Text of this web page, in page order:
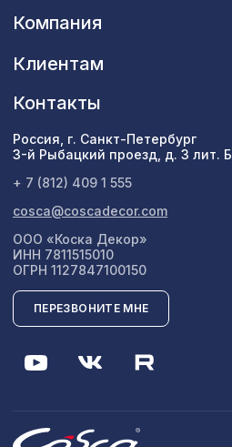
Компания
Клиентам
Контакты
Россия, г. Санкт-Петербург
3-й Рыбацкий проезд, д. 3 лит. Б
+ 7 (812) 409 1 555
cosca@coscadecor.com
ООО «Коска Декор»
ИНН 7811515010
ОГРН 1127847100150
ПЕРЕЗВОНИТЕ МНЕ